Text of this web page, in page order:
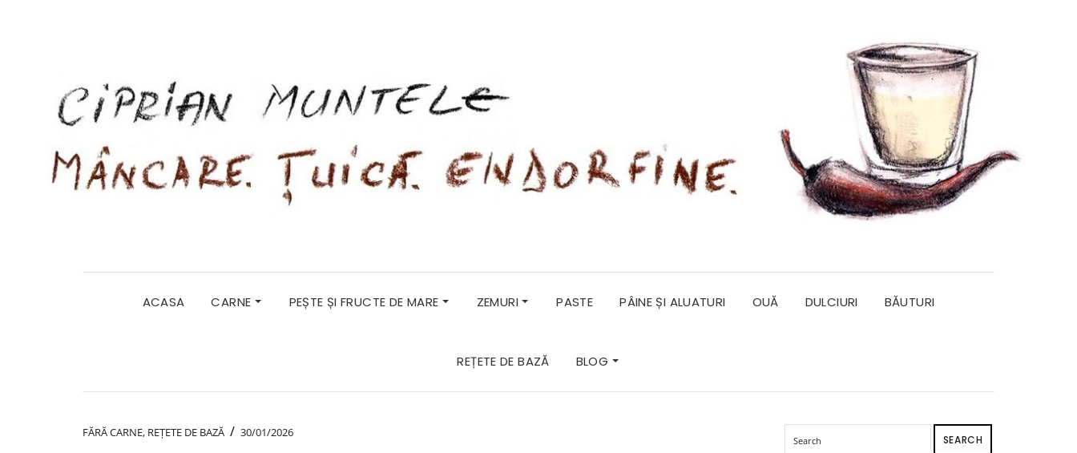
ACASA CARNE PEȘTE ȘI FRUCTE DE MARE ZEMURI PASTE PÂINE ȘI ALUATURI OUĂ DULCIURI BĂUTURI
REȚETE DE BAZĂ BLOG
FĂRĂ CARNE, REȚETE DE BAZĂ / 30/01/2026
SEARCH